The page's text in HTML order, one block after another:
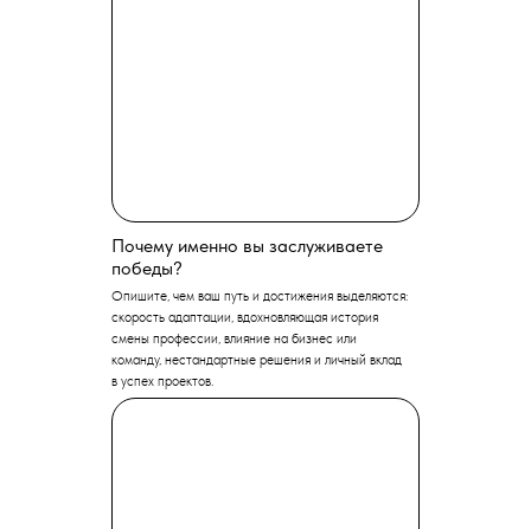
Почему именно вы заслуживаете
победы?
Опишите, чем ваш путь и достижения выделяются:
скорость адаптации, вдохновляющая история
смены профессии, влияние на бизнес или
команду, нестандартные решения и личный вклад
в успех проектов.